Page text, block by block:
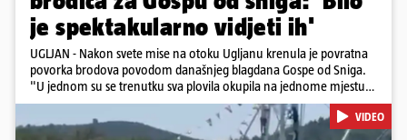
je spektakularno vidjeti ih'
UGLJAN - Nakon svete mise na otoku Ugljanu krenula je povratna
povorka brodova povodom današnjeg blagdana Gospe od Sniga.
"U jednom su se trenutku sva plovila okupila na jednome mjestu
te sinkronizirano kružila sljedećih deset minuta, što je izgledalo
spektakularno", kazala nam je čitateljica koja je snimila povorku.
Posebno atraktivan prizor bio je, kako je rekla, kada su se pojedini
VIDEO